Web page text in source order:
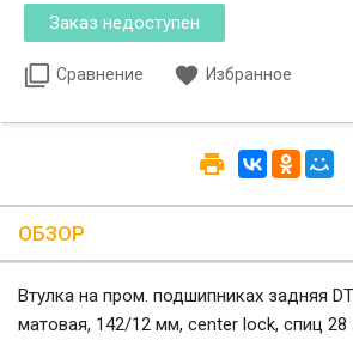
Сравнение Избранное
ОБЗОР
Втулка на пром. подшипниках задняя
матовая, 142/12 мм, center lock, спиц 28